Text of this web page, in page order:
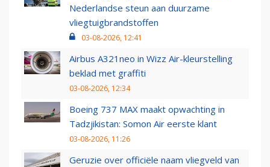
Nederlandse steun aan duurzame
vliegtuigbrandstoffen
03-08-2026, 12:41
Airbus A321neo in Wizz Air-kleurstelling
beklad met graffiti
03-08-2026, 12:34
Boeing 737 MAX maakt opwachting in
Tadzjikistan: Somon Air eerste klant
03-08-2026, 11:26
Geruzie over officiële naam vliegveld van